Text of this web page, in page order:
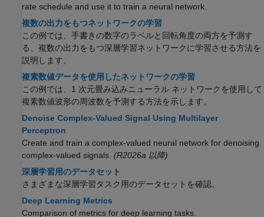
rate schedule and use it to train a neural network.
複数の出力をもつネットワークの学習
この例では、手書きの数字のラベルと回転角度の両方を予測す
る、複数の出力をもつ深層学習ネットワークに学習させる方法を
説明します。
複素数値データを使用したネットワークの学習
この例では、1 次元畳み込みニューラル ネットワークを使用して
複素数値波形の周波数を予測する方法を示します。
Denoise Complex-Valued Signal Using Multilayer
Perceptron
Create and train a complex-valued neural network for denoising
complex-valued signals. (R2026a 以降)
深層学習用のデータセット
さまざまな深層学習タスク用のデータセットを確認。
Deep Learning Metrics
Comparison of metrics for deep learning tasks.